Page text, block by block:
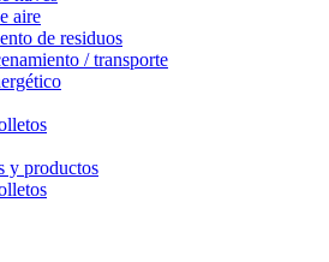
aire
de residuos
/ transporte
y productos